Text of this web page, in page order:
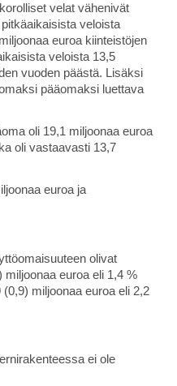
velat vähenivät
veloista
euroa kiinteistöjen
veloista 13,5
vuoden päästä. Lisäksi
pääomaksi luettava
oli 19,1 miljoonaa euroa
oli vastaavasti 13,7
euroa ja
olivat
euroa eli 1,4 %
miljoonaa euroa eli 2,2
ei ole